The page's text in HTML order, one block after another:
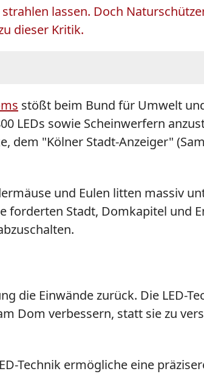
lassen. Doch
dieser Kritik.
stößt beim Bund für Umwelt
LEDs sowie Scheinwerfern
dem "Kölner Stadt-Anzeiger"
und Eulen litten massiv
forderten Stadt, Domkapitel und
die Einwände zurück. Die
Dom verbessern, statt sie zu
Technik ermögliche eine